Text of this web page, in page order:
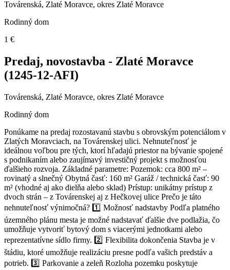
Továrenská, Zlaté Moravce, okres Zlaté Moravce
Rodinný dom
1 €
Predaj, novostavba - Zlaté Moravce
(1245-12-AFI)
Továrenská, Zlaté Moravce, okres Zlaté Moravce
Rodinný dom
Ponúkame na predaj rozostavanú stavbu s obrovským potenciálom v
Zlatých Moravciach, na Továrenskej ulici. Nehnuteľnosť je
ideálnou voľbou pre tých, ktorí hľadajú priestor na bývanie spojené
s podnikaním alebo zaujímavý investičný projekt s možnosťou
ďalšieho rozvoja. Základné parametre: Pozemok: cca 800 m² –
rovinatý a slnečný Obytná časť: 160 m² Garáž / technická časť: 90
m² (vhodné aj ako dielňa alebo sklad) Prístup: unikátny prístup z
dvoch strán – z Továrenskej aj z Hečkovej ulice Prečo je táto
nehnuteľnosť výnimočná? 1️⃣ Možnosť nadstavby Podľa platného
územného plánu mesta je možné nadstavať ďalšie dve podlažia, čo
umožňuje vytvoriť bytový dom s viacerými jednotkami alebo
reprezentatívne sídlo firmy. 2️⃣ Flexibilita dokončenia Stavba je v
štádiu, ktoré umožňuje realizáciu presne podľa vašich predstáv a
potrieb. 3️⃣ Parkovanie a zeleň Rozloha pozemku poskytuje